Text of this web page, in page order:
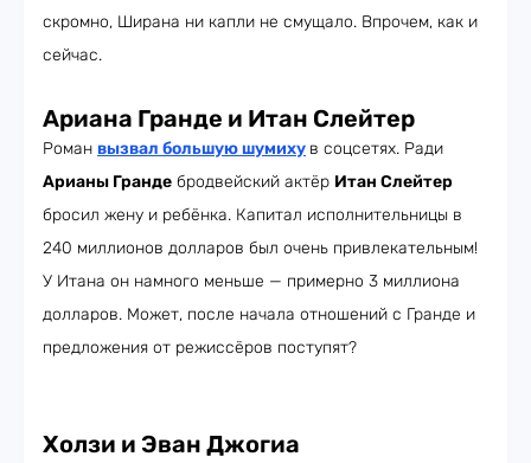
скромно, Ширана ни капли не смущало. Впрочем, как и
сейчас.
Ариана Гранде и Итан Слейтер
Роман вызвал большую шумиху в соцсетях. Ради
Арианы Гранде бродвейский актёр Итан Слейтер
бросил жену и ребёнка. Капитал исполнительницы в
240 миллионов долларов был очень привлекательным!
У Итана он намного меньше — примерно 3 миллиона
долларов. Может, после начала отношений с Гранде и
предложения от режиссёров поступят?
Холзи и Эван Джогиа